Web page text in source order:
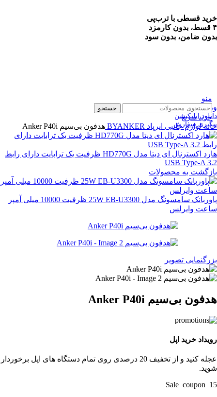
خرید قسطی با ترب‌پی
۴ قسط، بدون کارمزد
بدون ضامن، بدون سود
ورود / ثبت نام
دانلود اپلیکیشن
پیگیری سفارش
منو
جستجو
خرید سریع
خانهلوازم جانبی ایرپاد BYANKER هدفون بی‌سیم Anker P40i
هارد اکسترنال ای دیتا مدل HD770G ظرفیت یک ترابایت دارای رابط
USB Type-A 3.2
بازگشت به محصولات
پاوربانک سامسونگ مدل 25W EB-U3300 ظرفیت 10000 میلی آمپر
ساعت وایرلس
بزرگنمایی تصویر
هدفون بی‌سیم Anker P40i
رویداد خرید اپل
عجله کنید و از تخفیف 20 درصدی روی تمام دستگاه های اپل برخوردار
شوید.
Sale_coupon_15